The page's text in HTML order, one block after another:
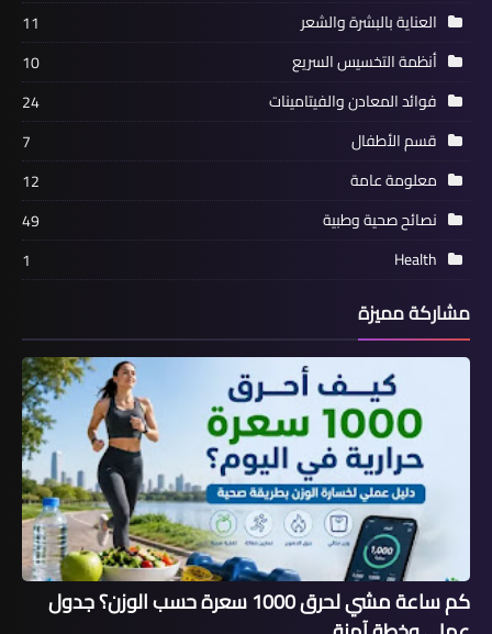
العناية بالبشرة والشعر
11
أنظمة التخسيس السريع
10
فوائد المعادن والفيتامينات
24
قسم الأطفال
7
معلومة عامة
12
نصائح صحية وطبية
49
Health
1
مشاركة مميزة
كم ساعة مشي لحرق 1000 سعرة حسب الوزن؟ جدول